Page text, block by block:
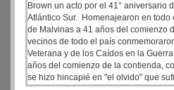
Brown un acto por el 41° aniversario
Atlántico Sur. Homenajearon en todo
de Malvinas a 41 años del comienzo
vecinos de todo el país
Veterana y de los Caídos en la
años del comienzo de la contienda,
se hizo hincapié en "el olvido" que